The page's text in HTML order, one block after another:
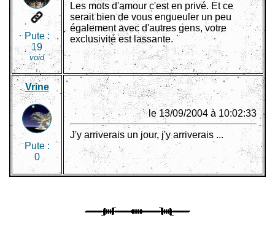
Pute :
19
void
Les mots d'amour c'est en privé. Et ce
serait bien de vous engueuler un peu
également avec d'autres gens, votre
exclusivité est lassante.
Vrine
Pute :
0
le 13/09/2004 à 10:02:33
J'y arriverais un jour, j'y arriverais ...